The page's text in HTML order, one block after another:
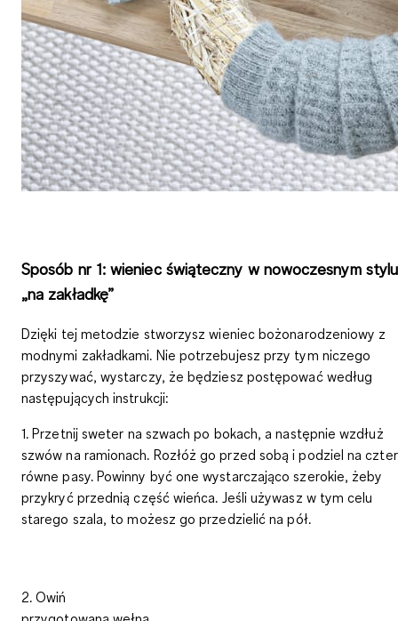
Sposób nr 1: wieniec świąteczny w nowoczesnym stylu
„na zakładkę”
Dzięki tej metodzie stworzysz wieniec bożonarodzeniowy z
modnymi zakładkami. Nie potrzebujesz przy tym niczego
przyszywać, wystarczy, że będziesz postępować według
następujących instrukcji:
1. Przetnij sweter na szwach po bokach, a następnie wzdłuż
szwów na ramionach. Rozłóż go przed sobą i podziel na
równe pasy. Powinny być one wystarczająco szerokie, żeby
przykryć przednią część wieńca. Jeśli używasz w tym celu
starego szala, to możesz go przedzielić na pół.
2. Owiń